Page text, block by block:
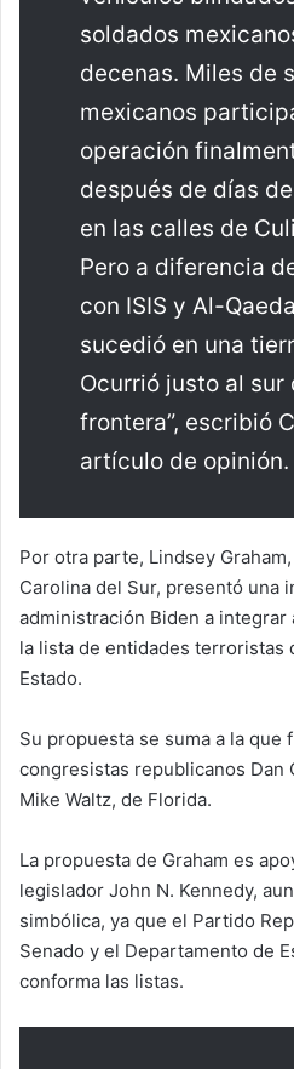
soldados
decenas. Miles de
mexicanos
operación
después de días
en las calles de
Pero a diferencia
con ISIS y Al-
sucedió en una
Ocurrió justo al sur
frontera”, escribió
artículo de opinión.
Por otra parte, Lindsey
Carolina del Sur, presentó una
administración Biden a
la lista de entidades terroristas
Estado.
Su propuesta se suma a la que
congresistas republicanos Dan
Mike Waltz, de Florida.
La propuesta de Graham es
legislador John N. Kennedy,
simbólica, ya que el Partido
Senado y el Departamento de
conforma las listas.